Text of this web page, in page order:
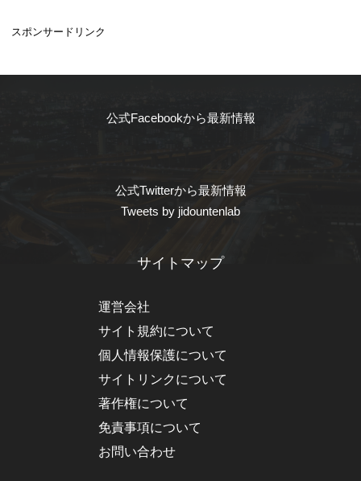
スポンサードリンク
公式Facebookから最新情報
公式Twitterから最新情報
Tweets by jidountenlab
サイトマップ
運営会社
サイト規約について
個人情報保護について
サイトリンクについて
著作権について
免責事項について
お問い合わせ